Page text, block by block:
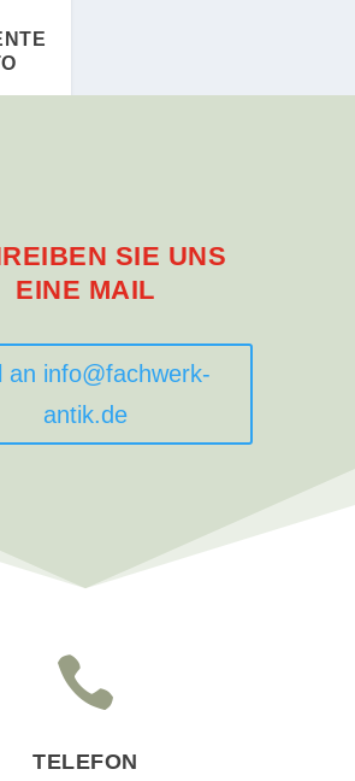
SIE UNS
EINE MAIL
an info@fachwerk-
antik.de

TELEFON